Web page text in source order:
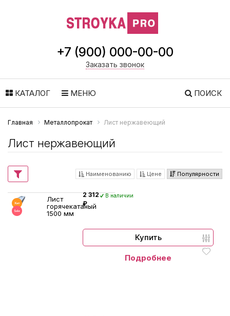
+7 (900) 000-00-00
Заказать звонок
КАТАЛОГ МЕНЮ ПОИСК
Главная Металлопрокат Лист нержавеющий
Лист нержавеющий
Наименованию Цене Популярности
Лист
горячекатаный
1500 мм
2 312
₽
В наличии
Купить
Подробнее